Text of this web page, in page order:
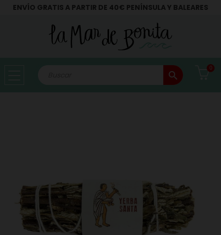
ENVÍO GRATIS A PARTIR DE 40€ PENÍNSULA Y BALEARES
search
0